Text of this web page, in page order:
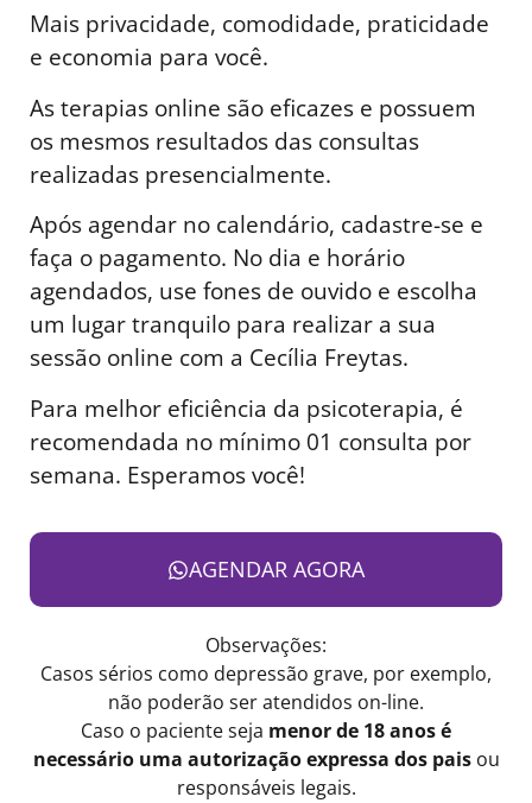
Mais privacidade, comodidade, praticidade
e economia para você.
As terapias online são eficazes e possuem
os mesmos resultados das consultas
realizadas presencialmente.
Após agendar no calendário, cadastre-se e
faça o pagamento. No dia e horário
agendados, use fones de ouvido e escolha
um lugar tranquilo para realizar a sua
sessão online com a Cecília Freytas.
Para melhor eficiência da psicoterapia, é
recomendada no mínimo 01 consulta por
semana. Esperamos você!
AGENDAR AGORA
Observações:
Casos sérios como depressão grave, por exemplo,
não poderão ser atendidos on-line.
Caso o paciente seja menor de 18 anos é
necessário uma autorização expressa dos paisou
responsáveis legais.